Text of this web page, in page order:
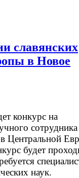
славянских
в Новое
конкурс на
Центральной
будет
наук.